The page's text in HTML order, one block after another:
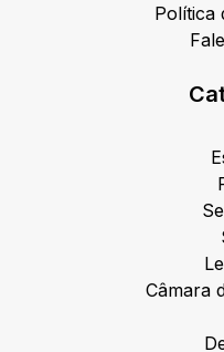
Política
Câmara